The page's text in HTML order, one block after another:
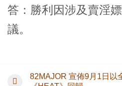
答：勝利因涉及賣淫
議。
82MAJOR 宣佈9月1日以